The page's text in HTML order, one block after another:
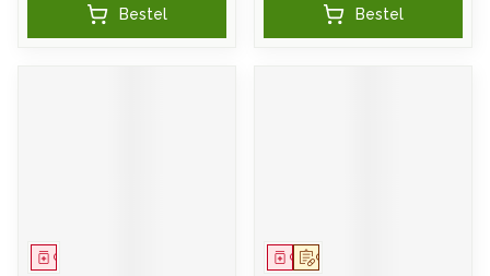
Bestel Bestel
Geneesmiddel Op voorschrift
Geneesmiddel